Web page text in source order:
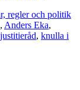
regler och politik
, Anders Eka,
justitieråd, knulla i